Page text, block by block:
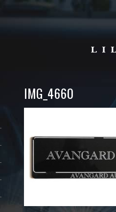
IMG_4660